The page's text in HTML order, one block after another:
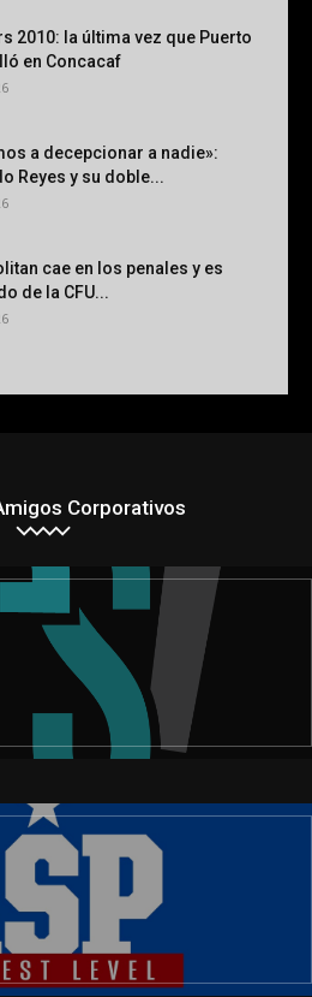
2010: la última vez que Puerto
en Concacaf
a decepcionar a nadie»:
Reyes y su doble...
cae en los penales y es
de la CFU...
Corporativos